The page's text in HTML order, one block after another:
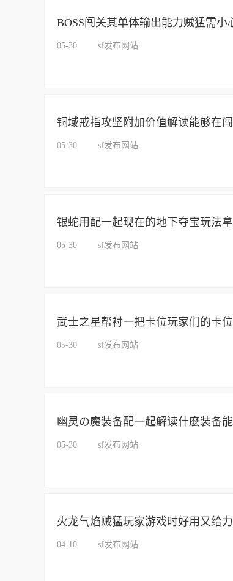
BOSS闯关其单体输出能力贼猛需小
05-30
sf发布网站
铜域戒指攻坚附加价值解读能够在
05-30
sf发布网站
银蛇用配一起现在的地下夺宝玩法
05-30
sf发布网站
武士之星帮衬一把卡位玩家们的卡
05-30
sf发布网站
幽灵の魔装备配一起解读什麽装备
05-30
sf发布网站
火龙气焰贼猛玩家游戏时好用又给力
04-10
sf发布网站